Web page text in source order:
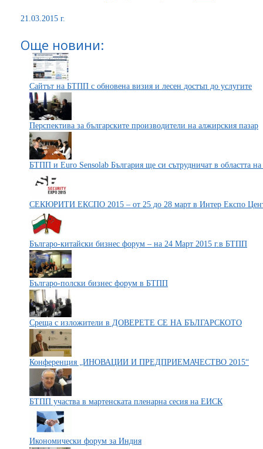
21.03.2015 г.
Още новини:
Сайтът на БТПП с обновена визия и лесен достъп до услугите
Перспектива за българските производители на алжирския пазар
БТПП и Euro Sensolab България ще си сътрудничат в областта на
СЕКЮРИТИ ЕКСПО 2015 – от 25 до 28 март в Интер Експо
Българо-китайски бизнес форум – на 24 Март 2015 г.в БТПП
Българо-полски бизнес форум в БТПП
Среща с изложители в ДОВЕРЕТЕ СЕ НА БЪЛГАРСКОТО
Конференция „ИНОВАЦИИ И ПРЕДПРИЕМАЧЕСТВО 2015“
БТПП участва в мартенската пленарна сесия на ЕИСК
Икономически форум за Индия